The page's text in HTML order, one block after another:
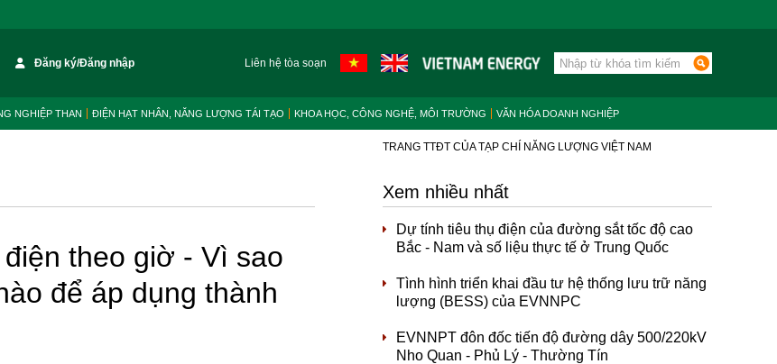
Đăng ký/Đăng nhập Liên hệ tòa soạn
NGHIỆP THAN ĐIỆN HẠT NHÂN, NĂNG LƯỢNG TÁI TẠO KHOA HỌC, CÔNG NGHỆ, MÔI TRƯỜNG VĂN HÓA DOANH NGHIỆP
TRANG TTĐT CỦA TẠP CHÍ NĂNG LƯỢNG VIỆT NAM
theo giờ - Vì sao
để áp dụng thành
Xem nhiều nhất
Dự tính tiêu thụ điện của đường sắt tốc độ cao
Bắc - Nam và số liệu thực tế ở Trung Quốc
Tình hình triển khai đầu tư hệ thống lưu trữ năng
lượng (BESS) của EVNNPC
EVNNPT đôn đốc tiến độ đường dây 500/220kV
Nho Quan - Phủ Lý - Thường Tín